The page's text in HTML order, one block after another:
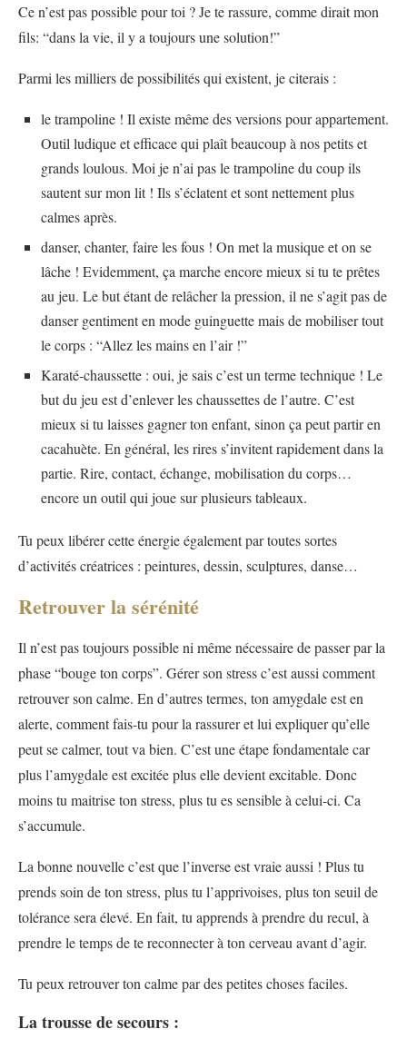
Ce n’est pas possible pour toi ? Je te rassure, comme dirait mon
fils: “dans la vie, il y a toujours une solution!”
Parmi les milliers de possibilités qui existent, je citerais :
le trampoline ! Il existe même des versions pour appartement.
Outil ludique et efficace qui plaît beaucoup à nos petits et
grands loulous. Moi je n’ai pas le trampoline du coup ils
sautent sur mon lit ! Ils s’éclatent et sont nettement plus
calmes après.
danser, chanter, faire les fous ! On met la musique et on se
lâche ! Evidemment, ça marche encore mieux si tu te prêtes
au jeu. Le but étant de relâcher la pression, il ne s’agit pas de
danser gentiment en mode guinguette mais de mobiliser tout
le corps : “Allez les mains en l’air !”
Karaté-chaussette : oui, je sais c’est un terme technique ! Le
but du jeu est d’enlever les chaussettes de l’autre. C’est
mieux si tu laisses gagner ton enfant, sinon ça peut partir en
cacahuète. En général, les rires s’invitent rapidement dans la
partie. Rire, contact, échange, mobilisation du corps…
encore un outil qui joue sur plusieurs tableaux.
Tu peux libérer cette énergie également par toutes sortes
d’activités créatrices : peintures, dessin, sculptures, danse…
Retrouver la sérénité
Il n’est pas toujours possible ni même nécessaire de passer par la
phase “bouge ton corps”. Gérer son stress c’est aussi comment
retrouver son calme. En d’autres termes, ton amygdale est en
alerte, comment fais-tu pour la rassurer et lui expliquer qu’elle
peut se calmer, tout va bien. C’est une étape fondamentale car
plus l’amygdale est excitée plus elle devient excitable. Donc
moins tu maitrise ton stress, plus tu es sensible à celui-ci. Ca
s’accumule.
La bonne nouvelle c’est que l’inverse est vraie aussi ! Plus tu
prends soin de ton stress, plus tu l’apprivoises, plus ton seuil de
tolérance sera élevé. En fait, tu apprends à prendre du recul, à
prendre le temps de te reconnecter à ton cerveau avant d’agir.
Tu peux retrouver ton calme par des petites choses faciles.
La trousse de secours :